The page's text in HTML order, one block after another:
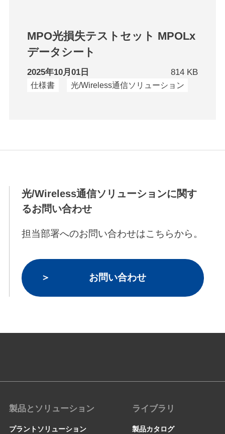
仕様書 光/Wireless通信ソリューション
MPO光損失テストセット MPOLx
データシート
2025年10月01日 814 KB
光/Wireless通信ソリューションに関す
るお問い合わせ
担当部署へのお問い合わせはこちらから。
お問い合わせ
製品とソリューション
プラントソリューション
ライブラリ
製品カタログ